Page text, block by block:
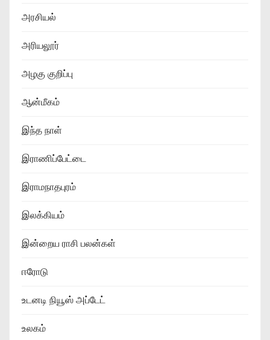
அரசியல்
அரியலூர்
அழகு குறிப்பு
ஆன்மீகம்
இந்த நாள்
இராணிப்பேட்டை
இராமநாதபுரம்
இலக்கியம்
இன்றைய ராசி பலன்கள்
ஈரோடு
உடனடி நியூஸ் அப்டேட்
உலகம்